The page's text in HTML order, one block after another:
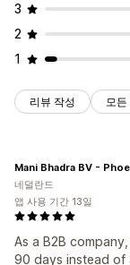
3
2
1
리뷰 작성 모든
As a B2B
90 days instead of
Mani Bhadra BV -
네덜란드
앱 사용 기간 13일